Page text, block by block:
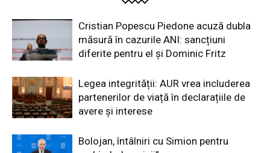
Cristian Popescu Piedone acuză dubla
măsură în cazurile ANI: sancțiuni
diferite pentru el și Dominic Fritz
Legea integrității: AUR vrea includerea
partenerilor de viață în declarațiile de
avere și interese
Bolojan, întâlniri cu Simion pentru